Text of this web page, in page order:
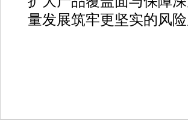
量发展筑牢更坚实的风险